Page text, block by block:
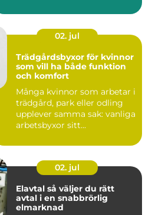
02. jul
Trädgårdsbyxor för kvinnor
som vill ha både funktion
och komfort
Många kvinnor som arbetar i
trädgård, park eller odling
upplever samma sak: vanliga
arbetsbyxor sitt...
02. jul
Elavtal så väljer du rätt
avtal i en snabbrörlig
elmarknad